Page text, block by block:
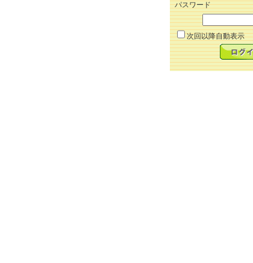
パスワード
次回以降自動表示